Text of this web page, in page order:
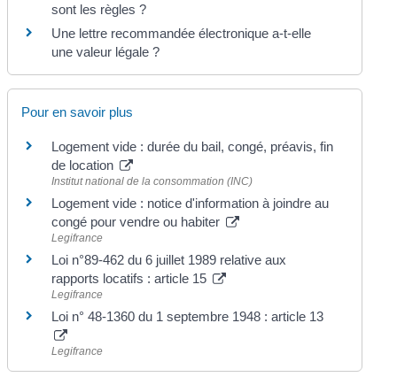
sont les règles ?
Une lettre recommandée électronique a-t-elle
une valeur légale ?
Pour en savoir plus
Logement vide : durée du bail, congé, préavis, fin
de location
Institut national de la consommation (INC)
Logement vide : notice d'information à joindre au
congé pour vendre ou habiter
Legifrance
Loi n°89-462 du 6 juillet 1989 relative aux
rapports locatifs : article 15
Legifrance
Loi n° 48-1360 du 1 septembre 1948 : article 13
Legifrance